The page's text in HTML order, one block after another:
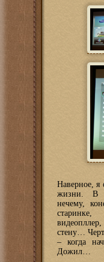
Наверное, я
жизни. В
нечему,
стену…
– когда
Дожил…